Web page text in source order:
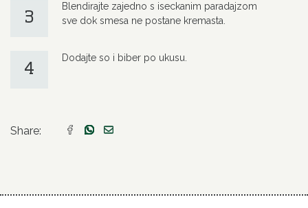
3
Blendirajte zajedno s iseckanim paradajzom
sve dok smesa ne postane kremasta.
4
Dodajte so i biber po ukusu.
Share: